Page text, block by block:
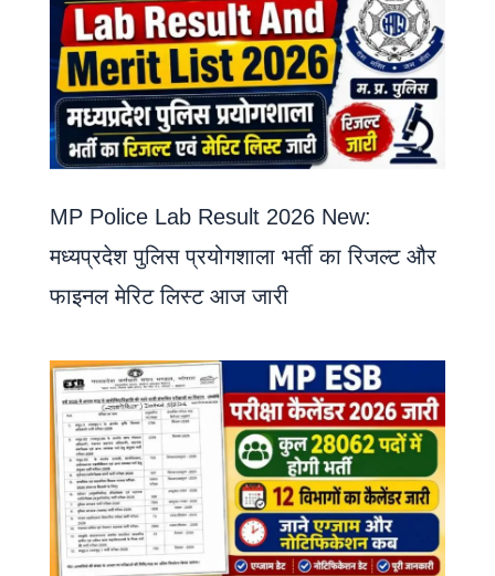
MP Police Lab Result 2026 New:
मध्यप्रदेश पुलिस प्रयोगशाला भर्ती का रिजल्ट और
फाइनल मेरिट लिस्ट आज जारी